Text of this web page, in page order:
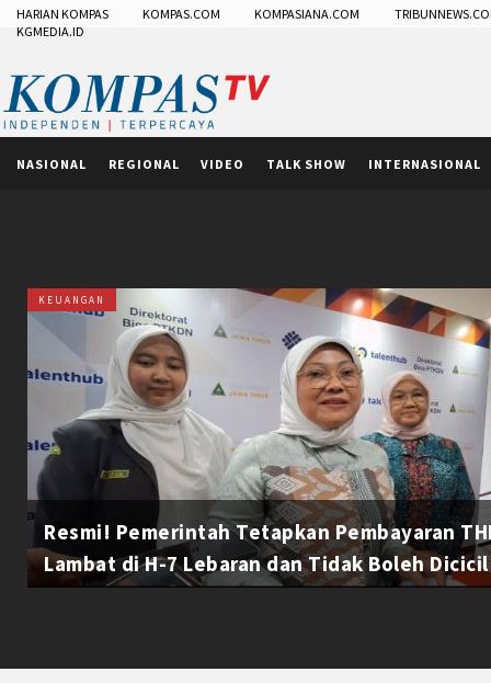
HARIAN KOMPAS KOMPAS.COM KOMPASIANA.COM
KGMEDIA.ID
NASIONAL REGIONAL VIDEO TALK SHOW INTERNASIONAL
KEUANGAN
Resmi! Pemerintah Tetapkan Pembayaran
Lambat di H-7 Lebaran dan Tidak Boleh Dicicil